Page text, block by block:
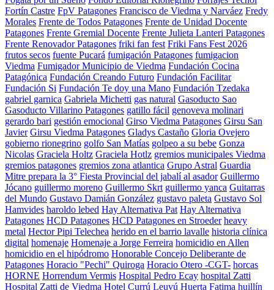
Fortín Castre FpV Patagones Francisco de Viedma y Narváez Fredy
Morales Frente de Todos Patagones Frente de Unidad Docente
Patagones Frente Gremial Docente Frente Julieta Lanteri Patagones
Frente Renovador Patagones friki fan fest Friki Fans Fest 2026
frutos secos fuente Pucará fumigación Patagones fumigacion
Viedma Fumigador Municipio de Viedma Fundación Cocina
Patagónica Fundación Creando Futuro Fundación Facilitar
Fundación Si Fundación Te doy una Mano Fundación Tzedaka
gabriel garnica Gabriela Michetti gas natural Gasoducto Sao
Gasoducto Villarino Patagones gatillo fácil genoveva molinari
gerardo bari gestión emocional Girso Viedma Patagones Girsu San
Javier Girsu Viedma Patagones Gladys Castaño Gloria Ovejero
gobierno rionegrino golfo San Matías golpeo a su bebe Gonza
Nicolas Graciela Holtz Graciela Hotlz gremios municipales Viedma
gremios patagones gremios zona atlantica Grupo Astral Guardia
Mitre prepara la 3° Fiesta Provincial del jabalí al asador Guillermo
Jócano guillermo moreno Guillermo Skrt guillermo yanca Guitarras
del Mundo Gustavo Damián González gustavo paleta Gustavo Sol
Hamvides haroldo lebed Hay Alternativa Pat Hay Alternativa
Patagones HCD Patagones HCD Patagones en Stroeder heavy
metal Hector Pipi Telechea herido en el barrio lavalle historia clínica
digital homenaje Homenaje a Jorge Ferreira homicidio en Allen
homicidio en el hipódromo Honorable Concejo Deliberante de
Patagones Horacio "Pechi" Quiroga Horacio Otero -CGT- horcas
HORNE Horrendum Vermis Hospital Pedro Ecay hospital Zatti
Hospital Zatti de Viedma Hotel Currú Leuvú Huerta Fatima huillín